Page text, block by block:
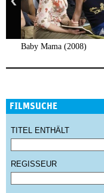
Baby Mama (2008)
FILMSUCHE
TITEL ENTHÄLT
REGISSEUR